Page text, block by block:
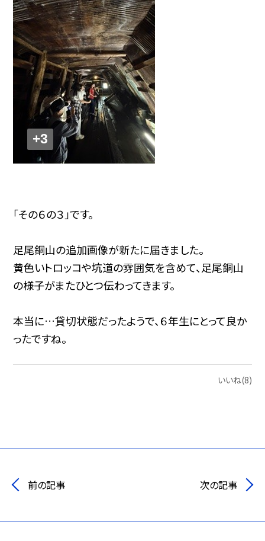
+3
「その６の３」です。
足尾銅山の追加画像が新たに届きました。
黄色いトロッコや坑道の雰囲気を含めて、足尾銅山
の様子がまたひとつ伝わってきます。
本当に…貸切状態だったようで、６年生にとって良か
ったですね。
いいね(8)
前の記事 次の記事